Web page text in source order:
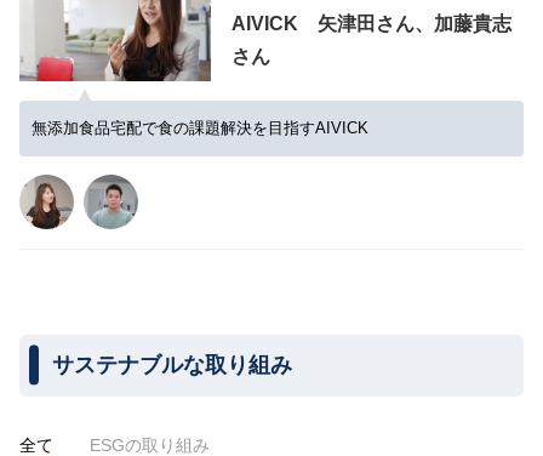
AIVICK 矢津田さん、加藤貴志
さん
無添加食品宅配で食の課題解決を目指すAIVICK
サステナブルな取り組み
全て ESGの取り組み